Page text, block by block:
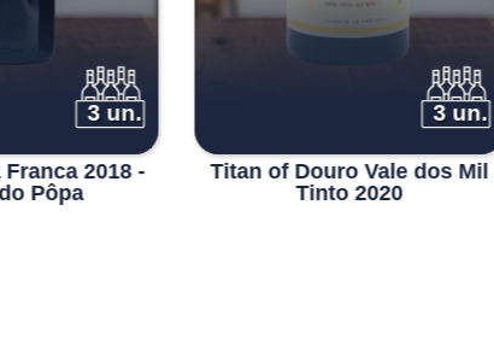
3 un.
2018 -
Pôpa
3 un.
Titan of Douro Vale dos Mil
Tinto 2020